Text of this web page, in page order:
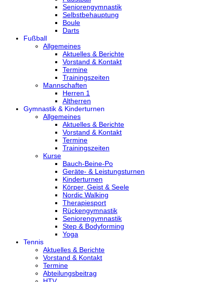
Seniorengymnastik
Selbstbehauptung
Boule
Darts
Fußball
Allgemeines
Aktuelles & Berichte
Vorstand & Kontakt
Termine
Trainingszeiten
Mannschaften
Herren 1
Altherren
Gymnastik & Kinderturnen
Allgemeines
Aktuelles & Berichte
Vorstand & Kontakt
Termine
Trainingszeiten
Kurse
Bauch-Beine-Po
Geräte- & Leistungsturnen
Kinderturnen
Körper, Geist & Seele
Nordic Walking
Therapiesport
Rückengymnastik
Seniorengymnastik
Step & Bodyforming
Yoga
Tennis
Aktuelles & Berichte
Vorstand & Kontakt
Termine
Abteilungsbeitrag